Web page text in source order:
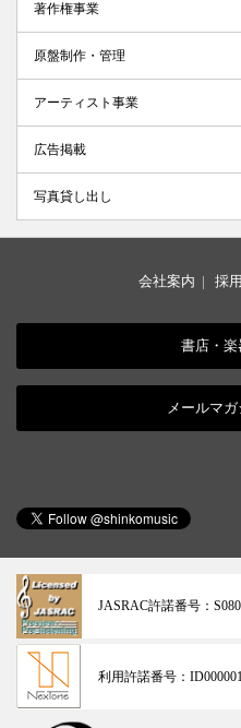
著作権事業
原盤制作・管理
アーティスト事業
広告掲載
写真貸し出し
会社案内 | 採
書店・
メールマ
JASRAC許諾番号：
利用許諾番号：